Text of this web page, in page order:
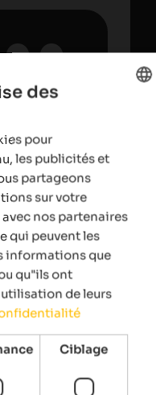
des
pour
les publicités et
partageons
sur votre
nos partenaires
qui peuvent les
informations que
qu"ils ont
de leurs
Ciblage